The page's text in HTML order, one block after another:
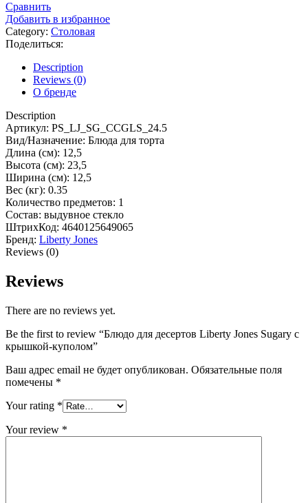
Сравнить
Добавить в избранное
Category: Столовая
Поделиться:
Description
Reviews (0)
О бренде
Description
Артикул: PS_LJ_SG_CCGLS_24.5
Вид/Назначение: Блюда для торта
Длина (см): 12,5
Высота (см): 23,5
Ширина (см): 12,5
Вес (кг): 0.35
Количество предметов: 1
Состав: выдувное стекло
ШтрихКод: 4640125649065
Бренд: Liberty Jones
Reviews (0)
Reviews
There are no reviews yet.
Be the first to review “Блюдо для десертов Liberty Jones Sugary с
крышкой-куполом”
Ваш адрес email не будет опубликован. Обязательные поля
помечены *
Your rating *
Your review *